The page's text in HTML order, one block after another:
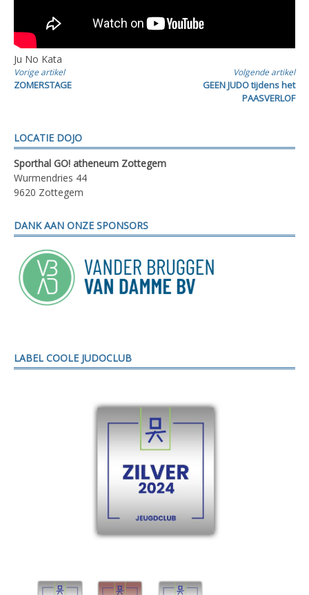
Ju No Kata
Verder
Vorige artikel
ZOMERSTAGE
Volgende artikel
GEEN JUDO tijdens het
PAASVERLOF
LOCATIE DOJO
Sporthal GO! atheneum Zottegem
Wurmendries 44
9620 Zottegem
DANK AAN ONZE SPONSORS
LABEL COOLE JUDOCLUB